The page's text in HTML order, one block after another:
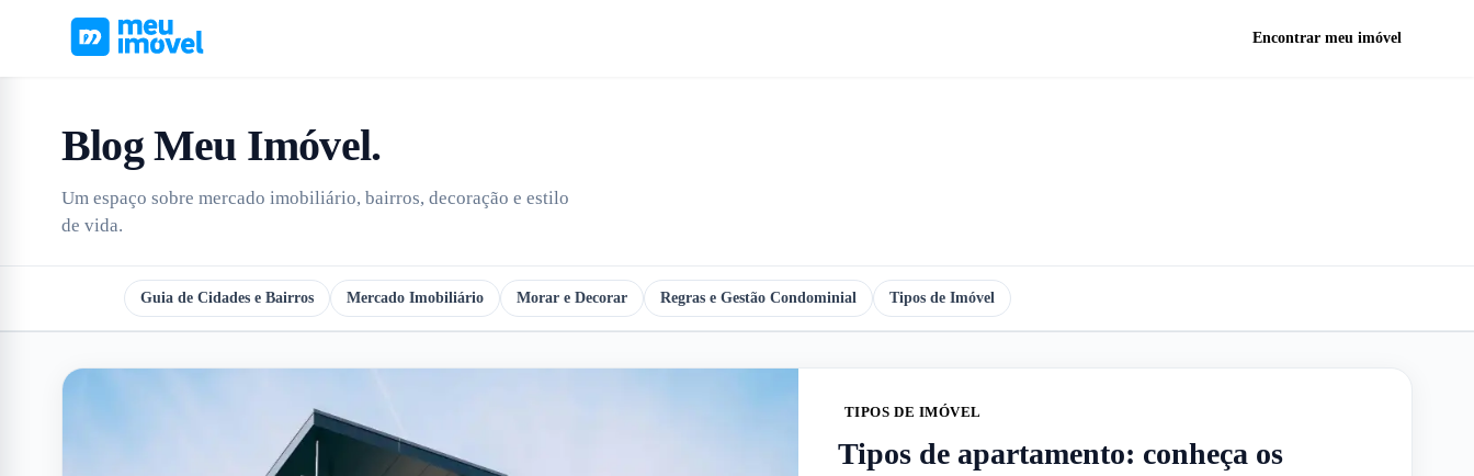
Encontrar meu imóvel
Blog Meu Imóvel.
Um espaço sobre mercado imobiliário, bairros, decoração e estilo
de vida.
Guia de Cidades e Bairros Mercado Imobiliário Morar e Decorar Regras e Gestão Condominial Tipos de Imóvel
TIPOS DE IMÓVEL
Tipos de apartamento: conheça os